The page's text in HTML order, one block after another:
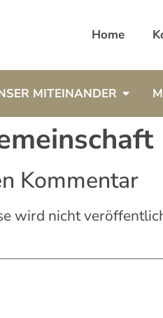
Home
MITEINANDER
Kommentar
wird nicht